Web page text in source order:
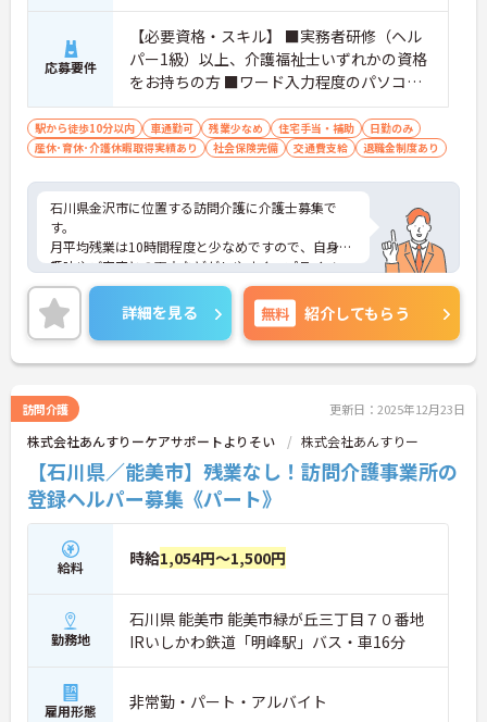
応募要件
【必要資格・スキル】 ■実務者研修（ヘル
パー1級）以上、介護福祉士いずれかの資格
をお持ちの方 ■ワード入力程度のパソコン
スキル ■普通自動車運転免許（AT限定可）
駅から徒歩10分以内 車通勤可 残業少なめ 住宅手当・補助
日勤のみ
産休･育休･介護休暇取得実績あり
社会保険完備 交通費支給 退職金制度あり
石川県金沢市に位置する訪問介護に介護士募集で
す。
月平均残業は10時間程度と少なめですので、自身の
趣味やご家庭との両立などがしやすく、プライベー
トも充実できます。
また、住宅手当や退職金制度など福利厚生制度も豊
富に用意されていますので、長く働きやすい環境で
す。
ご興味のある方には、面接対策ポイントなど、さら
さい。
詳細を見る 無料 紹介してもらう
訪問介護 更新日：2025年12月23日
株式会社あんすりーケアサポートよりそい 株式会社あんすりー
【石川県／能美市】残業なし！訪問介護事業所の
登録ヘルパー募集《パート》
給料 時給1,054円～1,500円
勤務地
石川県 能美市 能美市緑が丘三丁目７０番地
IRいしかわ鉄道「明峰駅」バス・車16分
雇用形態 非常勤・パート・アルバイト